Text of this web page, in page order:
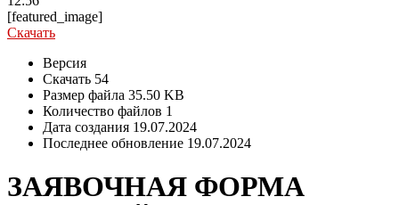
[featured_image]
Скачать
Версия
Скачать 54
Размер файла 35.50 KB
Количество файлов 1
Дата создания 19.07.2024
Последнее обновление 19.07.2024
ЗАЯВОЧНАЯ ФОРМА